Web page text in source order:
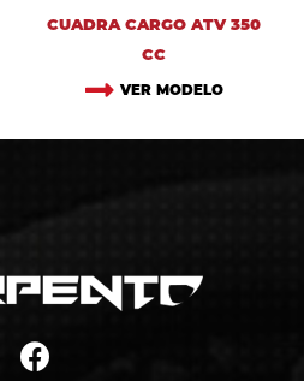
CUADRA CARGO ATV 350
CC
VER MODELO